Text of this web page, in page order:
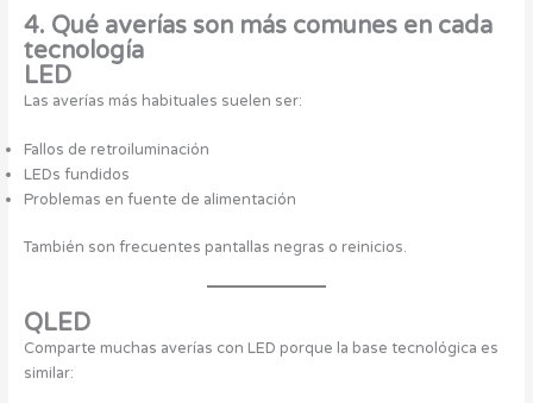
4. Qué averías son más comunes en cada
tecnología
LED
Las averías más habituales suelen ser:
Fallos de retroiluminación
LEDs fundidos
Problemas en fuente de alimentación
También son frecuentes pantallas negras o reinicios.
QLED
Comparte muchas averías con LED porque la base tecnológica es
similar: